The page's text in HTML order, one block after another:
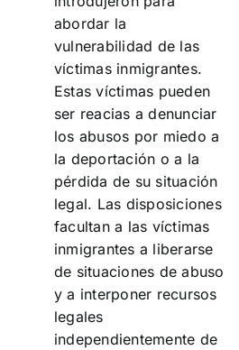
abordar la
vulnerabilidad de las
víctimas inmigrantes.
Estas víctimas pueden
ser reacias a denunciar
los abusos por miedo a
la deportación o a la
pérdida de su situación
legal. Las disposiciones
facultan a las víctimas
inmigrantes a liberarse
de situaciones de abuso
y a interponer recursos
legales
independientemente de